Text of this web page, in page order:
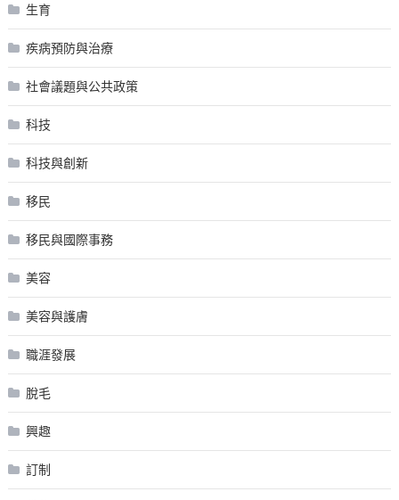
生育
疾病預防與治療
社會議題與公共政策
科技
科技與創新
移民
移民與國際事務
美容
美容與護膚
職涯發展
脫毛
興趣
訂制